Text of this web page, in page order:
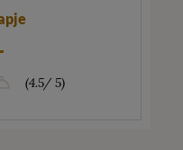
(4.5/ 5)